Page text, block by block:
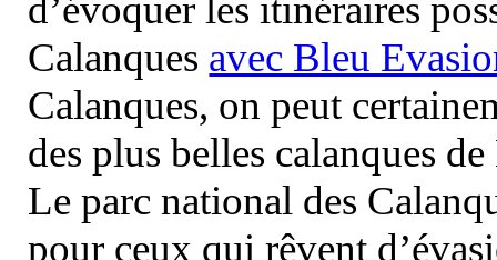
d’évoquer les itinéraires
Calanques avec Bleu
Calanques, on peut
des plus belles calanques
Le parc national des
pour ceux qui rêvent